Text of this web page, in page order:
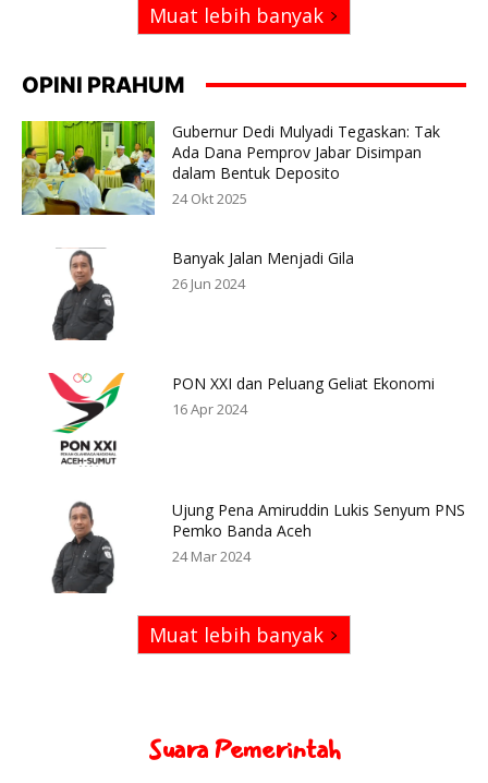
Muat lebih banyak
OPINI PRAHUM
Gubernur Dedi Mulyadi Tegaskan: Tak
Ada Dana Pemprov Jabar Disimpan
dalam Bentuk Deposito
24 Okt 2025
Banyak Jalan Menjadi Gila
26 Jun 2024
PON XXI dan Peluang Geliat Ekonomi
16 Apr 2024
Ujung Pena Amiruddin Lukis Senyum PNS
Pemko Banda Aceh
24 Mar 2024
Muat lebih banyak
Suara Pemerintah